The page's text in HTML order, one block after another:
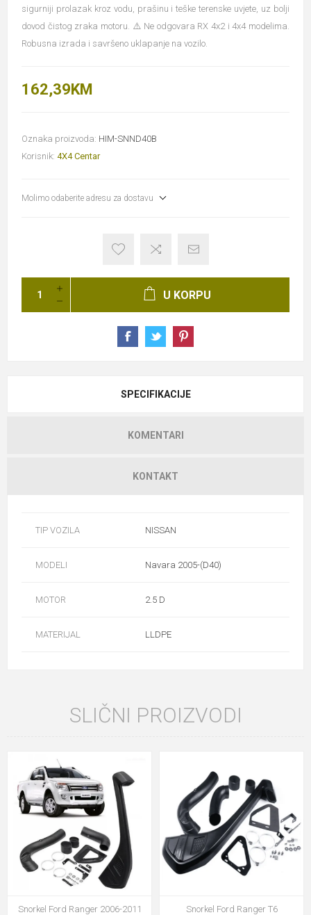
sigurniji prolazak kroz vodu, prašinu i teške terenske uvjete, uz bolji
dovod čistog zraka motoru. ⚠️ Ne odgovara RX 4x2 i 4x4 modelima.
Robusna izrada i savršeno uklapanje na vozilo.
162,39KM
Oznaka proizvoda: HIM-SNND40B
Korisnik: 4X4 Centar
Molimo odaberite adresu za dostavu
U KORPU
SPECIFIKACIJE
KOMENTARI
KONTAKT
TIP VOZILA NISSAN
MODELI Navara 2005-(D40)
MOTOR 2.5 D
MATERIJAL LLDPE
SLIČNI PROIZVODI
Snorkel Ford Ranger 2006-2011 Snorkel Ford Ranger T6